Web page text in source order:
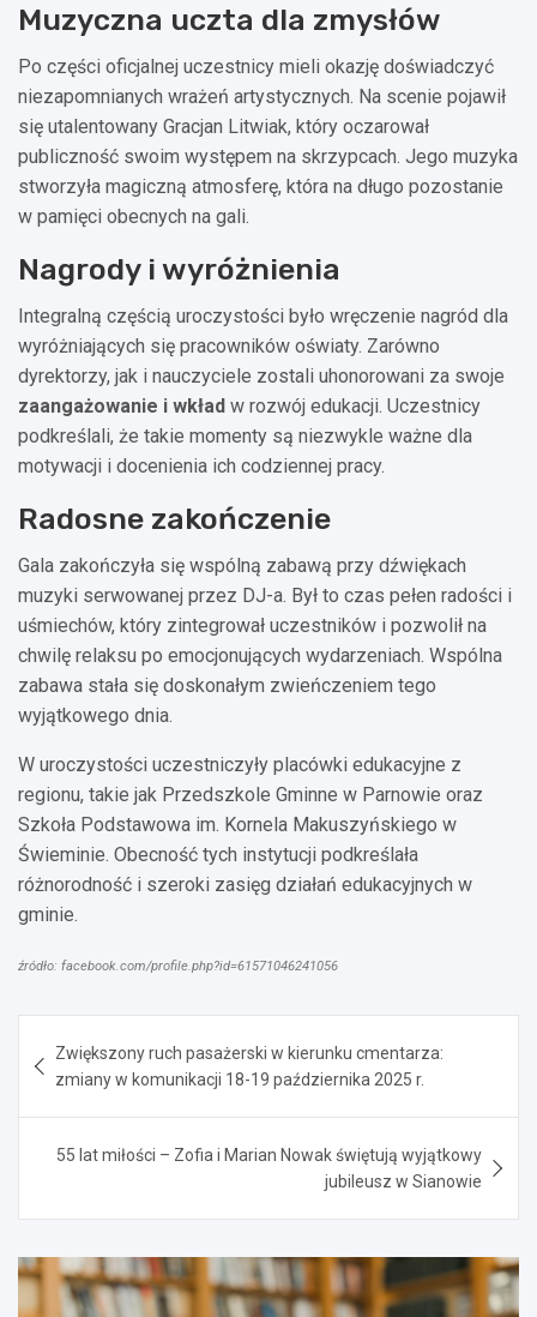
Muzyczna uczta dla zmysłów
Po części oficjalnej uczestnicy mieli okazję doświadczyć
niezapomnianych wrażeń artystycznych. Na scenie pojawił
się utalentowany Gracjan Litwiak, który oczarował
publiczność swoim występem na skrzypcach. Jego muzyka
stworzyła magiczną atmosferę, która na długo pozostanie
w pamięci obecnych na gali.
Nagrody i wyróżnienia
Integralną częścią uroczystości było wręczenie nagród dla
wyróżniających się pracowników oświaty. Zarówno
dyrektorzy, jak i nauczyciele zostali uhonorowani za swoje
zaangażowanie i wkład w rozwój edukacji. Uczestnicy
podkreślali, że takie momenty są niezwykle ważne dla
motywacji i docenienia ich codziennej pracy.
Radosne zakończenie
Gala zakończyła się wspólną zabawą przy dźwiękach
muzyki serwowanej przez DJ-a. Był to czas pełen radości i
uśmiechów, który zintegrował uczestników i pozwolił na
chwilę relaksu po emocjonujących wydarzeniach. Wspólna
zabawa stała się doskonałym zwieńczeniem tego
wyjątkowego dnia.
W uroczystości uczestniczyły placówki edukacyjne z
regionu, takie jak Przedszkole Gminne w Parnowie oraz
Szkoła Podstawowa im. Kornela Makuszyńskiego w
Świeminie. Obecność tych instytucji podkreślała
różnorodność i szeroki zasięg działań edukacyjnych w
gminie.
źródło: facebook.com/profile.php?id=61571046241056
wpisu
Zwiększony ruch pasażerski w kierunku cmentarza:
zmiany w komunikacji 18-19 października 2025 r.
55 lat miłości – Zofia i Marian Nowak świętują wyjątkowy
jubileusz w Sianowie